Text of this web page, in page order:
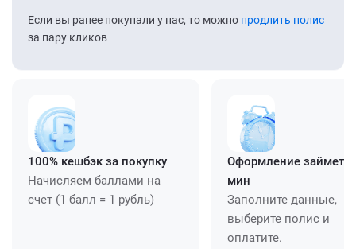
Если вы ранее покупали у нас, то можно продлить полис
за пару кликов
100% кешбэк за покупку
Начисляем баллами на
счет (1 балл = 1 рубль)
Оформление займет
мин
Заполните данные,
выберите полис и
оплатите.